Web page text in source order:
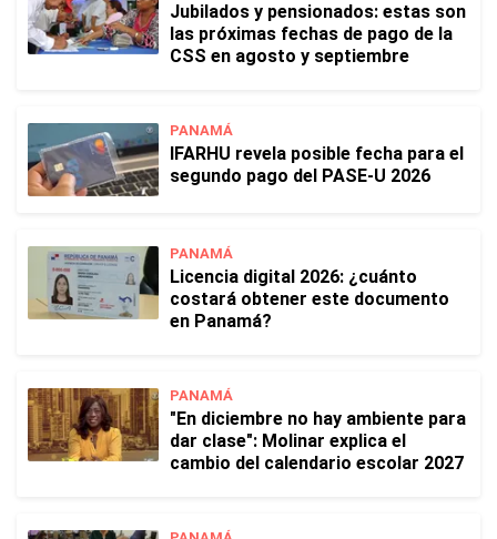
Jubilados y pensionados: estas son
las próximas fechas de pago de la
CSS en agosto y septiembre
PANAMÁ
IFARHU revela posible fecha para el
segundo pago del PASE-U 2026
PANAMÁ
Licencia digital 2026: ¿cuánto
costará obtener este documento
en Panamá?
PANAMÁ
"En diciembre no hay ambiente para
dar clase": Molinar explica el
cambio del calendario escolar 2027